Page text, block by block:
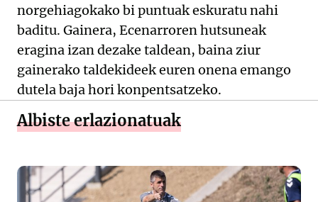
norgehiagokako bi puntuak eskuratu nahi
baditu. Gainera, Ecenarroren hutsuneak
eragina izan dezake taldean, baina ziur
gainerako taldekideek euren onena emango
dutela baja hori konpentsatzeko.
Albiste erlazionatuak